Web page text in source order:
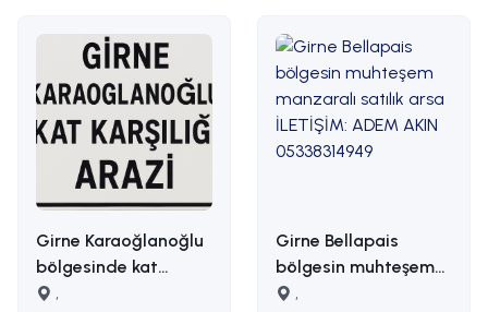
Girne Karaoğlanoğlu
bölgesinde kat
karşılığı arazi
,
Girne Bellapais
bölgesin muhteşem
manzaralı satılık arsa
,